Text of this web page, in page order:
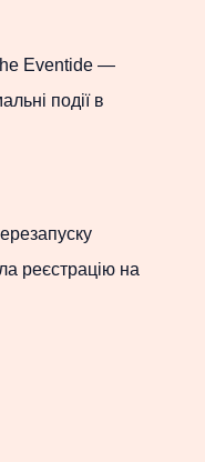
Eventide —
події в
реєстрацію на